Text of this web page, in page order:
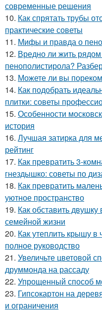
современные решения
10. Как спрятать трубы
практические советы
11. Мифы и правда о
12. Вредно ли жить
пенополистирола?
13. Можете ли вы
14. Как подобрать
плитки: советы
15. Особенности
история
16. Лучшая затирка для
рейтинг
17. Как превратить 3-
гнездышко: советы по
18. Как превратить
уютное пространство
19. Как обставить
семейной жизни
20. Как утеплить крышу
полное руководство
21. Увеличьте цветовой
друммонда на рассаду
22. Упрощенный способ
23. Гипсокартон на
и ограничения